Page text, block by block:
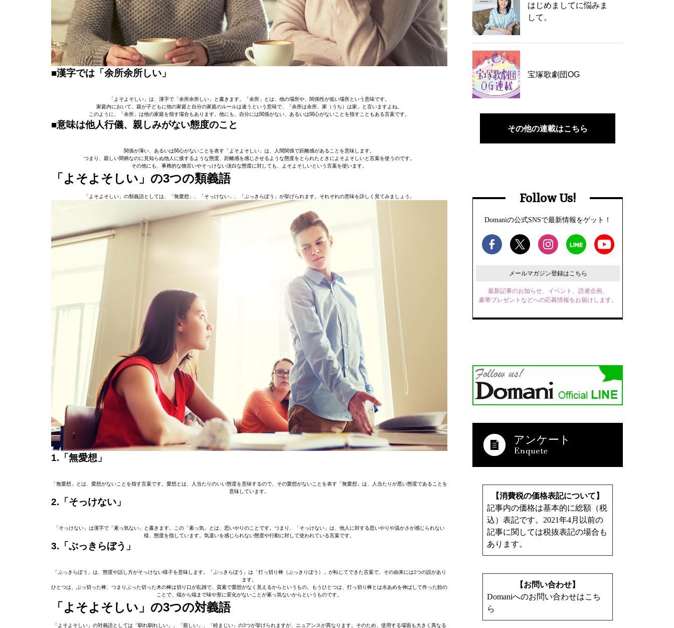
■漢字では「余所余所しい」
「よそよそしい」は、漢字で「余所余所しい」と書きます。「余所」とは、他の場所や、関係性が低い場所という意味です。
家庭内において、親が子どもに他の家庭と自分の家庭のルールは違うという意味で、「余所は余所、家（うち）は家」と言いますよね。
このように、「余所」は他の家庭を指す場合もあります。他にも、自分には関係がない、あるいは関心がないことを指すこともある言葉です。
■意味は他人行儀、親しみがない態度のこと
関係が薄い、あるいは関心がないことを表す「よそよそしい」は、人間関係で距離感があることを意味します。
つまり、親しい間柄なのに見知らぬ他人に接するような態度、距離感を感じさせるような態度をとられたときによそよそしいと言葉を使うのです。
その他にも、事務的な物言いやそっけない淡白な態度に対しても、よそよそしいという言葉を使います。
「よそよそしい」の3つの類義語
「よそよそしい」の類義語としては、「無愛想」、「そっけない」、「ぶっきらぼう」が挙げられます。それぞれの意味を詳しく見てみましょう。
1.「無愛想」
「無愛想」とは、愛想がないことを指す言葉です。愛想とは、人当たりのいい態度を意味するので、その愛想がないことを表す「無愛想」は、人当たりが悪い態度であることを
意味しています。
2.「そっけない」
「そっけない」は漢字で「素っ気ない」と書きます。この「素っ気」とは、思いやりのことです。つまり、「そっけない」は、他人に対する思いやりや温かさが感じられない
様、態度を指しています。気遣いを感じられない態度や行動に対して使われている言葉です。
3.「ぶっきらぼう」
「ぶっきらぼう」は、態度や話し方がそっけない様子を意味します。「ぶっきらぼう」は「打っ切り棒（ぶっきりぼう）」が転じてできた言葉で、その由来には2つの説があり
ます。
ひとつは、ぶっ切った棒、つまりぶった切った木の棒は切り口が乱雑で、質素で愛想がなく見えるからというもの。もうひとつは、打っ切り棒とは水あめを伸ばして作った飴の
ことで、端から端まで味や形に変化がないことが素っ気ないからというものです。
「よそよそしい」の3つの対義語
「よそよそしい」の対義語としては「馴れ馴れしい」、「親しい」、「睦まじい」の3つが挙げられますが、ニュアンスが異なります。そのため、使用する場面も大きく異なる
はじめましてに悩みま
して。
宝塚歌劇団OG
その他の連載はこちら
Follow Us!
Domaniの公式SNSで最新情報をゲット！
メールマガジン登録はこちら
最新記事のお知らせ、イベント、読者企画、
豪華プレゼントなどへの応募情報をお届けします。
アンケート
【消費税の価格表記について】
記事内の価格は基本的に総額（税
込）表記です。2021年4月以前の
記事に関しては税抜表記の場合も
あります。
【お問い合わせ】
Domaniへのお問い合わせはこち
ら